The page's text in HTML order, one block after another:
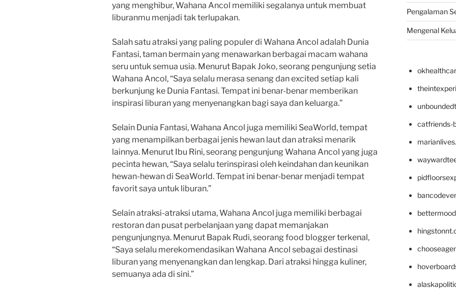
yang menghibur, Wahana Ancol memiliki segalanya untuk membuat
liburanmu menjadi tak terlupakan.
Salah satu atraksi yang paling populer di Wahana Ancol adalah Dunia
Fantasi, taman bermain yang menawarkan berbagai macam wahana
seru untuk semua usia. Menurut Bapak Joko, seorang pengunjung setia
Wahana Ancol, “Saya selalu merasa senang dan excited setiap kali
berkunjung ke Dunia Fantasi. Tempat ini benar-benar memberikan
inspirasi liburan yang menyenangkan bagi saya dan keluarga.”
Selain Dunia Fantasi, Wahana Ancol juga memiliki SeaWorld, tempat
yang menampilkan berbagai jenis hewan laut dan atraksi menarik
lainnya. Menurut Ibu Rini, seorang pengunjung Wahana Ancol yang juga
pecinta hewan, “Saya selalu terinspirasi oleh keindahan dan keunikan
hewan-hewan di SeaWorld. Tempat ini benar-benar menjadi tempat
favorit saya untuk liburan.”
Selain atraksi-atraksi utama, Wahana Ancol juga memiliki berbagai
restoran dan pusat perbelanjaan yang dapat memanjakan
pengunjungnya. Menurut Bapak Rudi, seorang food blogger terkenal,
“Saya selalu merekomendasikan Wahana Ancol sebagai destinasi
liburan yang menyenangkan dan lengkap. Dari atraksi hingga kuliner,
semuanya ada di sini.”
Pengalaman
Mengenal
catfriends-